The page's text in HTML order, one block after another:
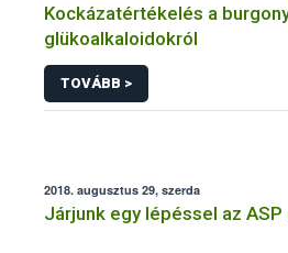
Kockázatértékelés a
glükoalkaloidokról
TOVÁBB >
2018. augusztus 29, szerda
Járjunk egy lépéssel az